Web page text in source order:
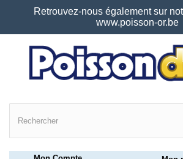
Retrouvez-nous également sur
www.poisson-or.be